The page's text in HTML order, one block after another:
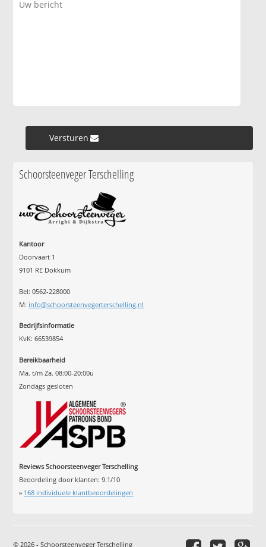
Versturen »
Schoorsteenveger Terschelling
Kantoor
Doorvaart 1
9101 RE Dokkum
Bel: 0562-228000
M: info@schoorsteenvegerterschelling.nl
Bedrijfsinformatie
KvK: 66539854
Bereikbaarheid
Ma. t/m Za. 08:00-20:00u
Zondags gesloten
Reviews Schoorsteenveger Terschelling
Beoordeling door klanten:9.1/10
» 168 individuele klantbeoordelingen
© 2026 - Schoorsteenveger Terschelling